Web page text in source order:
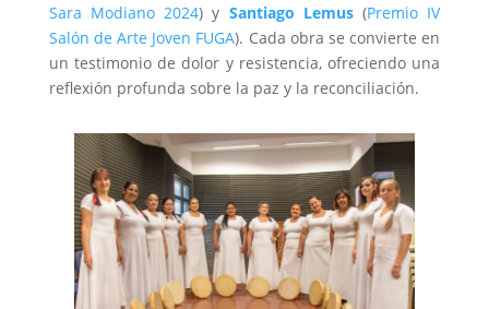
Sara Modiano 2024) y Santiago Lemus(Premio IV
Salón de Arte Joven FUGA). Cada obra se convierte en
un testimonio de dolor y resistencia, ofreciendo una
reflexión profunda sobre la paz y la reconciliación.